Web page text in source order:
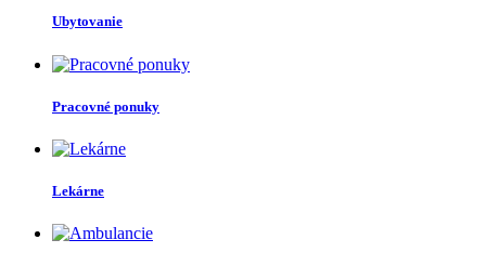
Ubytovanie
Pracovné ponuky
Lekárne